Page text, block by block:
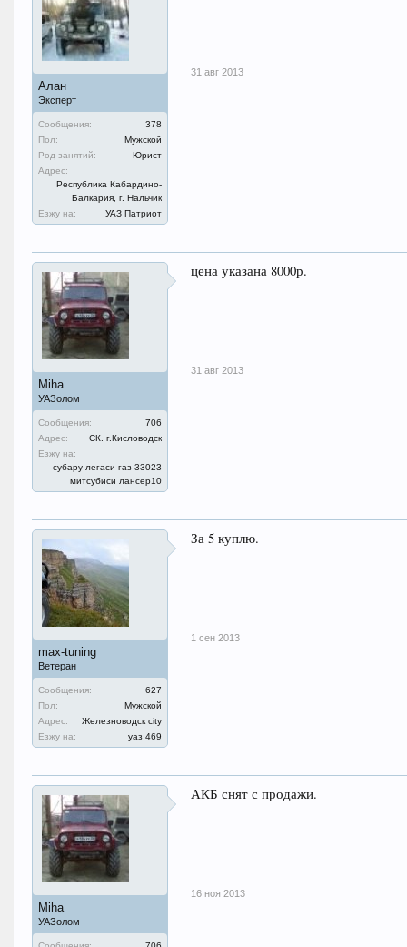
Алан
Эксперт
Сообщения:
378
Пол:
Мужской
Род занятий:
Юрист
Адрес:
Республика Кабардино-
Балкария, г. Нальчик
Езжу на:
УАЗ Патриот
31 авг 2013
Miha
УАЗолом
Сообщения:
706
Адрес:
СК. г.Кисловодск
Езжу на:
субару легаси газ 33023
митсубиси лансер10
цена указана 8000р.
31 авг 2013
max-tuning
Ветеран
Сообщения:
627
Пол:
Мужской
Адрес:
Железноводск city
Езжу на:
уаз 469
За 5 куплю.
1 сен 2013
Miha
УАЗолом
АКБ снят с продажи.
16 ноя 2013